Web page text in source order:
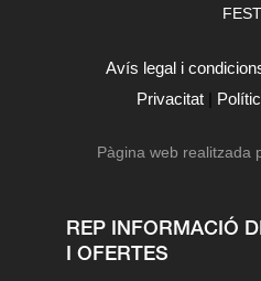
Avís legal i
Privacitat |
Pàgina web realitzada
REP INFORMACIÓ
I OFERTES